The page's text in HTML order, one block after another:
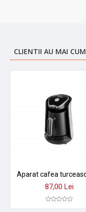
✓Perfect pentru:
design retro, familiile
CLIENTII AU MAI
87,00 Lei